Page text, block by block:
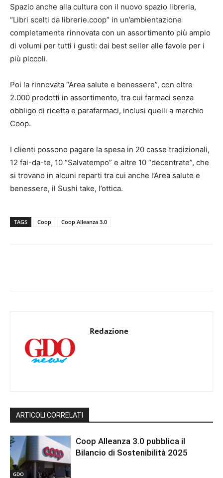
Spazio anche alla cultura con il nuovo spazio libreria,
“Libri scelti da librerie.coop” in un’ambientazione
completamente rinnovata con un assortimento più ampio
di volumi per tutti i gusti: dai best seller alle favole per i
più piccoli.
Poi la rinnovata “Area salute e benessere”, con oltre
2.000 prodotti in assortimento, tra cui farmaci senza
obbligo di ricetta e parafarmaci, inclusi quelli a marchio
Coop.
I clienti possono pagare la spesa in 20 casse tradizionali,
12 fai-da-te, 10 “Salvatempo” e altre 10 “decentrate”, che
si trovano in alcuni reparti tra cui anche l’Area salute e
benessere, il Sushi take, l’ottica.
TAGS Coop Coop Alleanza 3.0
Redazione
ARTICOLI CORRELATI
GDO
Coop Alleanza 3.0 pubblica il
Bilancio di Sostenibilità 2025